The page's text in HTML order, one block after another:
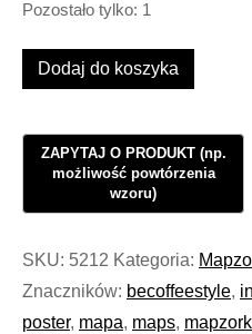
Pozostało tylko: 1
ilość
Mapa
Plakat
-
White
Mapzorki
#840
Dodaj do koszyka
SKU: 5212 Kategoria:
Znaczników: becoffeestyle,
poster, mapa, maps,